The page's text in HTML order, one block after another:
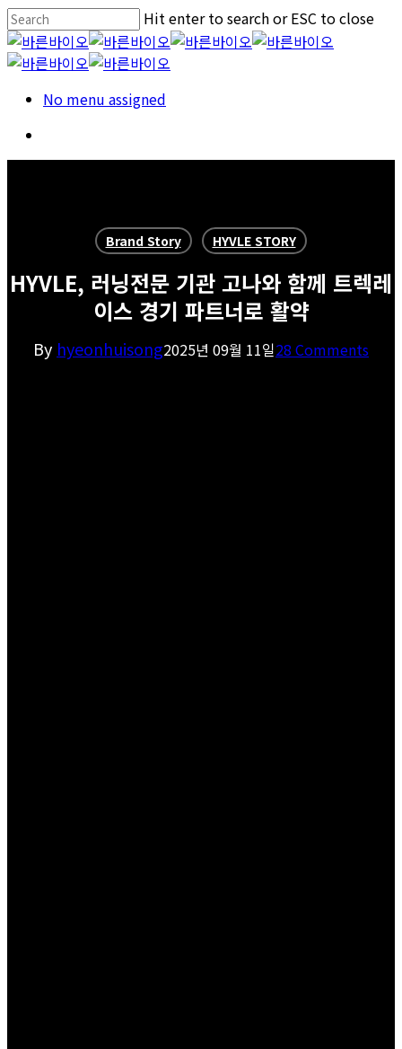
Skip
to
main
Hit enter to search or ESC to close
Close
Search
Menu No menu assigned
Brand Story HYVLE STORY
HYVLE, 러닝전문 기관 고나와 함께 트렉레
이스 경기 파트너로 활약
By hyeonhuisong2025년 09월 11일28 Comments